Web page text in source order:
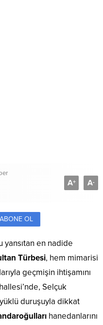
A+ A-
ABONE OL
yansıtan en nadide
Türbesi, hem mimarisi
geçmişin ihtişamını
Selçuk
duruşuyla dikkat
hanedanlarını